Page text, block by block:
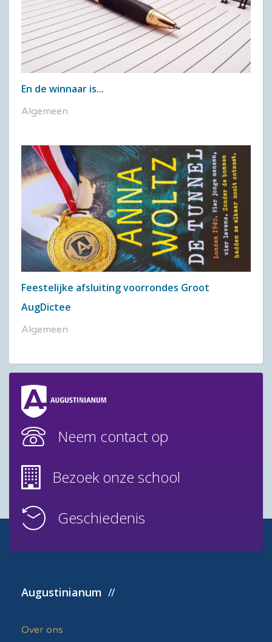
En de winnaar is...
Algemeen
Feestelijke afsluiting voorrondes Groot
AugDictee
Algemeen
Neem contact op
Bezoek onze school
Geschiedenis
Augustinianum
Over ons